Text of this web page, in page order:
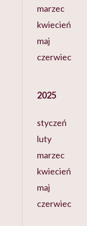
marzec
kwiecień
maj
czerwiec
2025
styczeń
luty
marzec
kwiecień
maj
czerwiec